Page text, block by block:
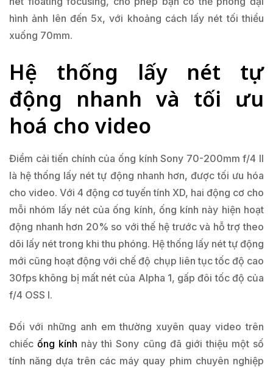
hình ảnh lên đến 5x, với khoảng cách lấy nét tối thiểu
xuống 70mm.
Hệ thống lấy nét tự
động nhanh và tối ưu
hoá cho video
Điểm cải tiến chính của ống kính Sony 70-200mm f/4 II
là hệ thống lấy nét tự động nhanh hơn, được tối ưu hóa
cho video. Với 4 động cơ tuyến tính XD, hai động cơ cho
mỗi nhóm lấy nét của ống kính, ống kính này hiện hoạt
động nhanh hơn 20% so với thế hệ trước và hỗ trợ theo
dõi lấy nét trong khi thu phóng. Hệ thống lấy nét tự động
mới cũng hoạt động với chế độ chụp liên tục tốc độ cao
30fps không bị mất nét của Alpha 1, gấp đôi tốc độ của
f/4 OSS I.
Đối với những anh em thường xuyên quay video trên
chiếcống kính này thì Sony cũng đã giới thiệu một số
tính năng dựa trên các máy quay phim chuyên nghiệp